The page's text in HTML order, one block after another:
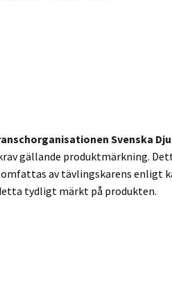
Svenska
gällande produktmärkning.
av tävlingskarens enligt
tydligt märkt på produkten.